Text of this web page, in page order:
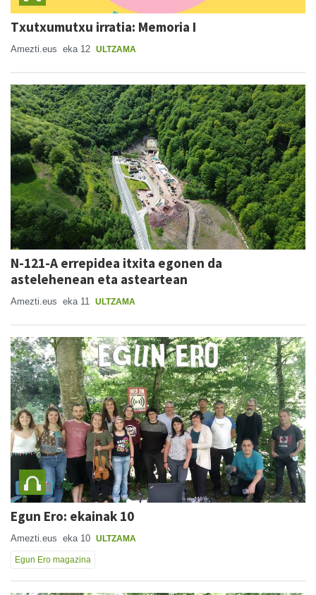
Txutxumutxu irratia: Memoria I
Amezti.eus eka 12 ULTZAMA
N-121-A errepidea itxita egonen da
astelehenean eta asteartean
Amezti.eus eka 11 ULTZAMA
Egun Ero: ekainak 10
Amezti.eus eka 10 ULTZAMA
Egun Ero magazina